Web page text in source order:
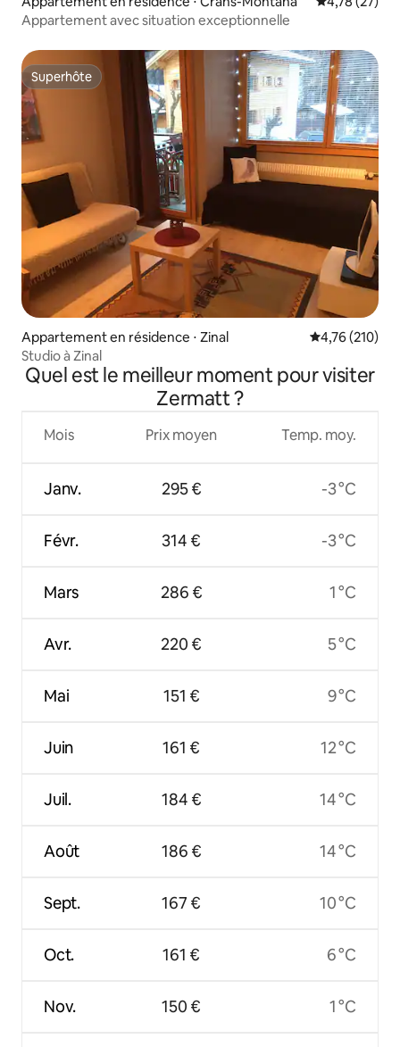
Appartement avec situation exceptionnelle
Superhôte
Superhôte
Appartement en résidence ⋅ Zinal Évaluation
4,76 (210)
Studio à Zinal
Quel est le meilleur moment pour visiter
Zermatt ?
Mois
Janv.
Févr.
Mars
Avr.
Mai
Juin
Juil.
Août
Sept.
Oct.
Nov.
Prix moyen
295 €
314 €
286 €
220 €
151 €
161 €
184 €
186 €
167 €
161 €
150 €
Temp. moy.
-3 °C
-3 °C
1 °C
5 °C
9 °C
12 °C
14 °C
14 °C
10 °C
6 °C
1 °C